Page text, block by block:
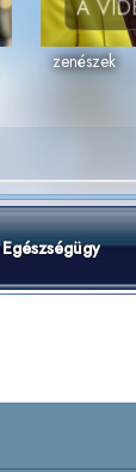
A
zenészek
Egészségügy